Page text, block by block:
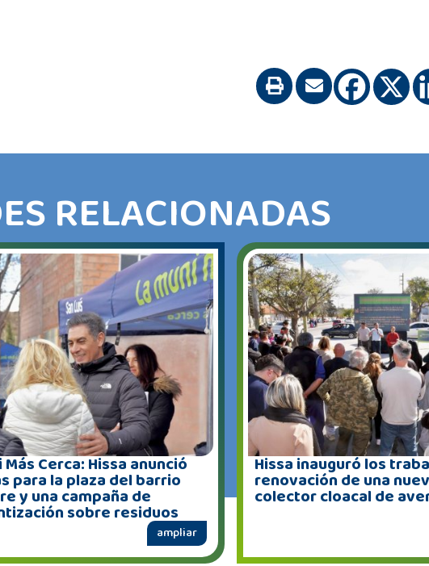
RELACIONADAS
Más Cerca: Hissa anunció
para la plaza del barrio
y una campaña de
sobre residuos
ampliar
Hissa inauguró los
renovación de una
colector cloacal de